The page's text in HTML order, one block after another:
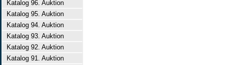
Katalog 96. Auktion
Katalog 95. Auktion
Katalog 94. Auktion
Katalog 93. Auktion
Katalog 92. Auktion
Katalog 91. Auktion